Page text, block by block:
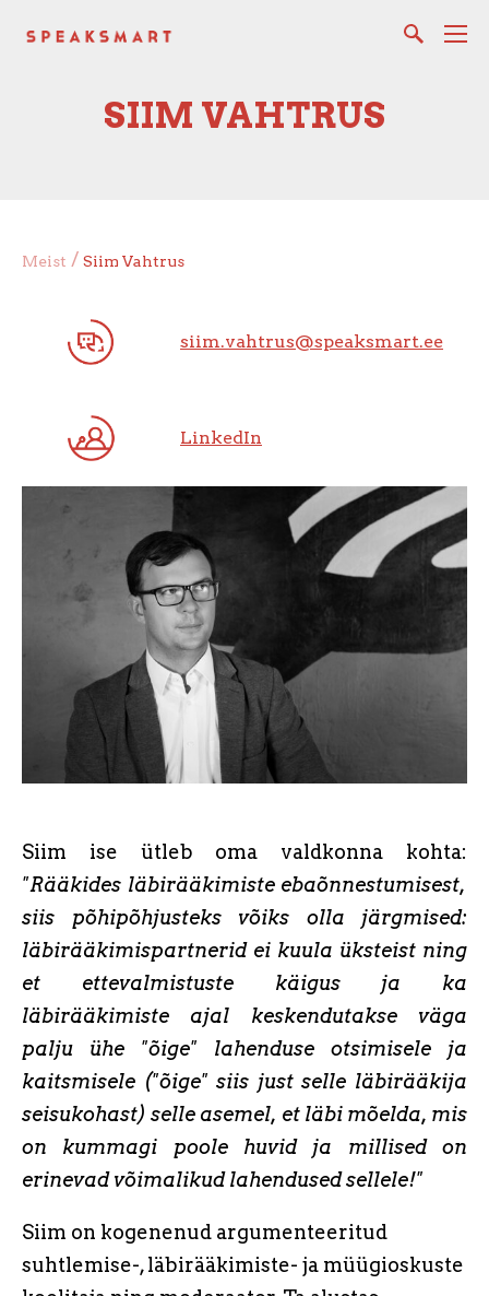
SIIM VAHTRUS
Meist / Siim Vahtrus
siim.vahtrus@speaksmart.ee
LinkedIn
Siim ise ütleb oma valdkonna kohta:
"Rääkides läbirääkimiste ebaõnnestumisest,
siis põhipõhjusteks võiks olla järgmised:
läbirääkimispartnerid ei kuula üksteist ning
et ettevalmistuste käigus ja ka
läbirääkimiste ajal keskendutakse väga
palju ühe "õige" lahenduse otsimisele ja
kaitsmisele ("õige" siis just selle läbirääkija
seisukohast) selle asemel, et läbi mõelda, mis
on kummagi poole huvid ja millised on
erinevad võimalikud lahendused sellele!"
Siim on kogenenud argumenteeritud
suhtlemise-, läbirääkimiste- ja müügioskuste